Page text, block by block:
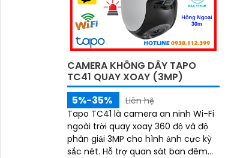
bền cao và mức giá cực kỳ ưu đãi
CAMERA KHÔNG DÂY TAPO
TC41 QUAY XOAY (3MP)
5%-35%
Liên hệ
Tapo TC41 là camera an ninh Wi-Fi
ngoài trời quay xoay 360 độ và độ
phân giải 3MP cho hình ảnh cực kỳ
sắc nét. Hỗ trợ quan sát ban đêm